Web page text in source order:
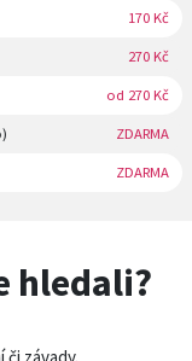
170 Kč
270 Kč
od 270 Kč
ZDARMA
ZDARMA
hledali?